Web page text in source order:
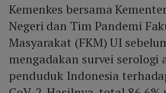
Kemenkes bersama
Negeri dan Tim Pandemi
Masyarakat (FKM) UI
mengadakan survei serologi
penduduk Indonesia